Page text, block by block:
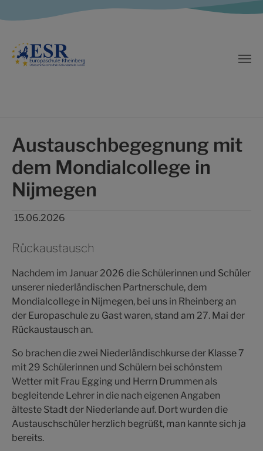
Zum Hauptinhalt springen
Austauschbegegnung mit
dem Mondialcollege in
Nijmegen
15.06.2026
Rückaustausch
Nachdem im Januar 2026 die Schülerinnen und Schüler
unserer niederländischen Partnerschule, dem
Mondialcollege in Nijmegen, bei uns in Rheinberg an
der Europaschule zu Gast waren, stand am 27. Mai der
Rückaustausch an.
So brachen die zwei Niederländischkurse der Klasse 7
mit 29 Schülerinnen und Schülern bei schönstem
Wetter mit Frau Egging und Herrn Drummen als
begleitende Lehrer in die nach eigenen Angaben
älteste Stadt der Niederlande auf. Dort wurden die
Austauschschüler herzlich begrüßt, man kannte sich ja
bereits.